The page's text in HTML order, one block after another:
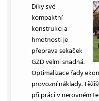
Díky své
kompaktní
konstrukci a
hmotnosti je
přeprava sekaček
GZD velmi snadná.
Optimalizace řady
provozní náklady.
při práci v nerovném